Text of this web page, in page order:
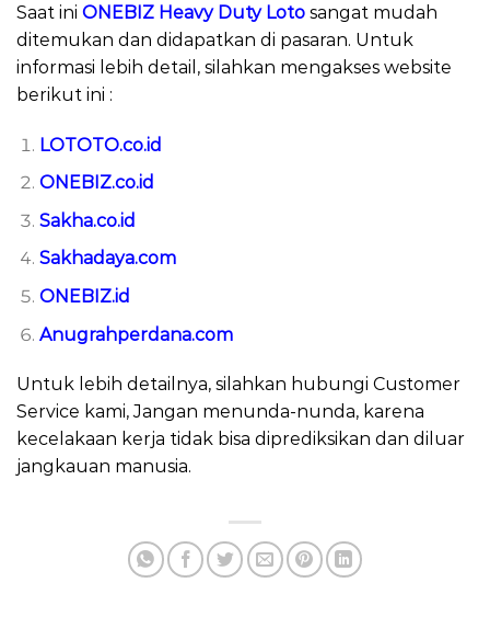
Saat ini ONEBIZ Heavy Duty Loto sangat mudah
ditemukan dan didapatkan di pasaran. Untuk
informasi lebih detail, silahkan mengakses website
berikut ini :
LOTOTO.co.id
ONEBIZ.co.id
Sakha.co.id
Sakhadaya.com
ONEBIZ.id
Anugrahperdana.com
Untuk lebih detailnya, silahkan hubungi Customer
Service kami, Jangan menunda-nunda, karena
kecelakaan kerja tidak bisa diprediksikan dan diluar
jangkauan manusia.